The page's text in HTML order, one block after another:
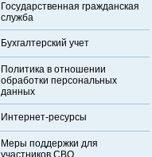
Государственная гражданская
служба
Бухгалтерский учет
Политика в отношении
обработки персональных
данных
Интернет-ресурсы
Меры поддержки для
участников СВО